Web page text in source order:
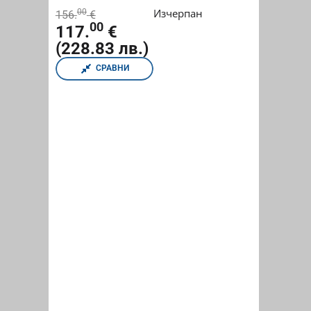
156.00 €
117.00 €
(228.83 лв.)
СРАВНИ
Изчерпан